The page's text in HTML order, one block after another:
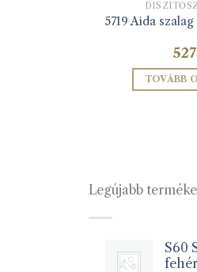
5719 Aida
527
TOVÁBB
Legújabb
S60
fehér